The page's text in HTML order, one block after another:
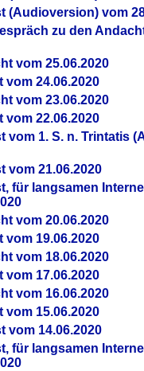
(Audioversion) vom
zu den
vom 25.06.2020
vom 24.06.2020
vom 23.06.2020
vom 22.06.2020
vom 1. S. n. Trintatis
vom 21.06.2020
für langsamen
vom 20.06.2020
vom 19.06.2020
vom 18.06.2020
vom 17.06.2020
vom 16.06.2020
vom 15.06.2020
vom 14.06.2020
für langsamen